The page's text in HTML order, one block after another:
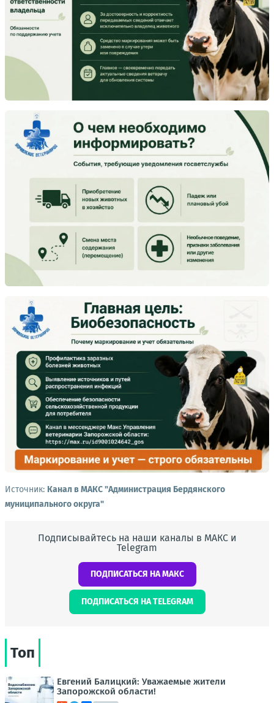
Источник: Канал в МАКС "Администрация Бердянского
муниципального округа"
Подписывайтесь на наши каналы в МАКС и
Telegram
ПОДПИСАТЬСЯ НА МАКС
ПОДПИСАТЬСЯ НА TELEGRAM
Топ
Евгений Балицкий: Уважаемые жители
Запорожской области!